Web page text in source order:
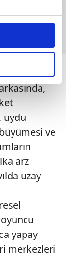
özel
yaparken
sunmak
adına
noktada,
tek gelir
vermedikleri
çerezler
kişisel
bilgi
işlevsel
amaçlarıyla
uydu
ve
arz
uzay
yapay
merkezleri